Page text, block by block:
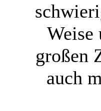
Weise
großen
auch